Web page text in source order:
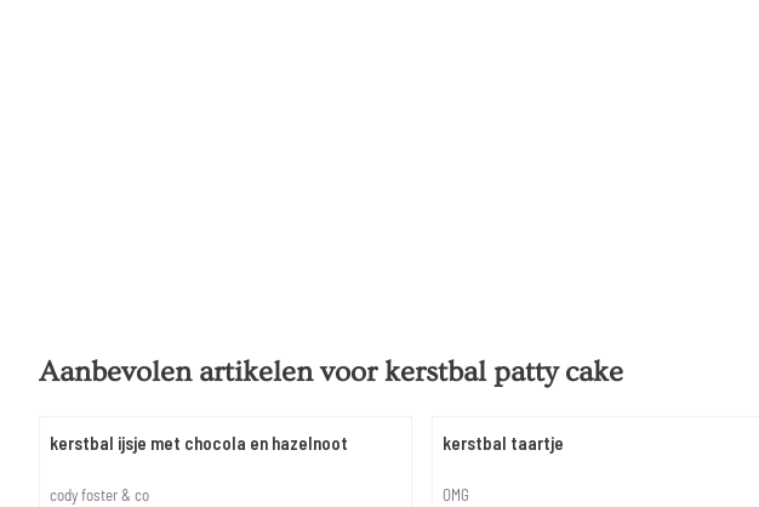
Aanbevolen artikelen voorkerstbal patty cake
kerstbal ijsje met chocola en hazelnoot
Merk:
cody foster & co
kerstbal taartje
Merk:
OMG